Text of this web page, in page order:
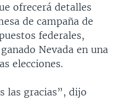
ofrecerá detalles
de campaña de
federales,
Nevada en una
elecciones.
las gracias”, dijo